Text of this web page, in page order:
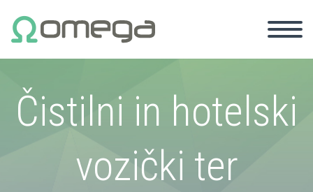
Čistilni in hotelski
vozički ter